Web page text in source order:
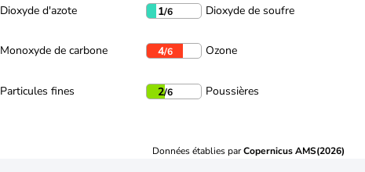
Dioxyde d'azote 1/6 Dioxyde de soufre
Monoxyde de carbone 4/6 Ozone
Particules fines 2/6 Poussières
Données établies parCopernicus AMS(2026)